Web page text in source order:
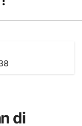
di